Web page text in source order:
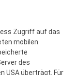
Zugriff auf das
mobilen
des
USA überträgt. Für